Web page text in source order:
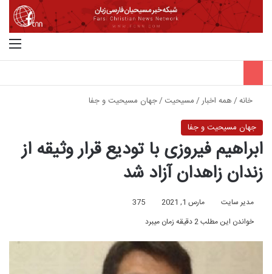
خانه/همه اخبار/مسیحیت /جهان مسیحیت و جفا
جهان مسیحیت و جفا
ابراهیم فیروزی با تودیع قرار وثیقه از
زندان زاهدان آزاد شد
مدیر سایت مارس 1, 2021
375
خواندن این مطلب 2 دقیقه زمان میبرد